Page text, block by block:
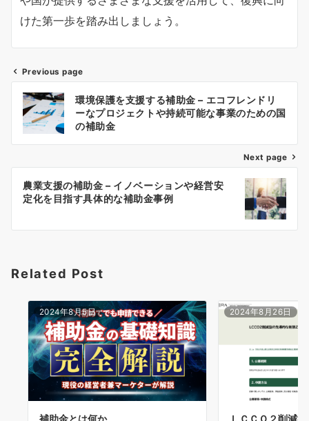
けた第一歩を踏み出しましょう。
ン
Previous page
環境保護を支援する補助金 – エコフレンドリ
ーなプロジェクトや持続可能な事業のための国
の補助金
Next page
農業支援の補助金 – イノベーションや経営安
定化を目指す具体的な補助金事例
Related Post
2024年8月5日
補助金とは何か
2024年8月26日
ＬＣＣＯ２削減